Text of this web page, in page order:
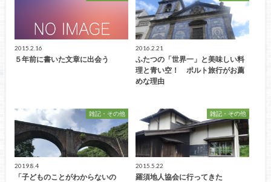
2015.2.16
５年前に書いた文章に出会う
2016.2.21
ふたつの「世界一」と美味しい料
理と青い空！ ポルト旅行がお薦
めな理由
雑記・その他
2019.8.4
「子どものことがわからないの
雑記・その他
2015.5.22
羅須地人協会に行ってきた